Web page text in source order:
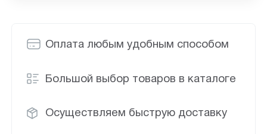
Оплата любым удобным способом
Большой выбор товаров в каталоге
Осуществляем быструю доставку